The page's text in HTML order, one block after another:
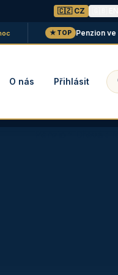
🇨🇿 CZ
★ TOP Penzion ve
O nás Přihlásit